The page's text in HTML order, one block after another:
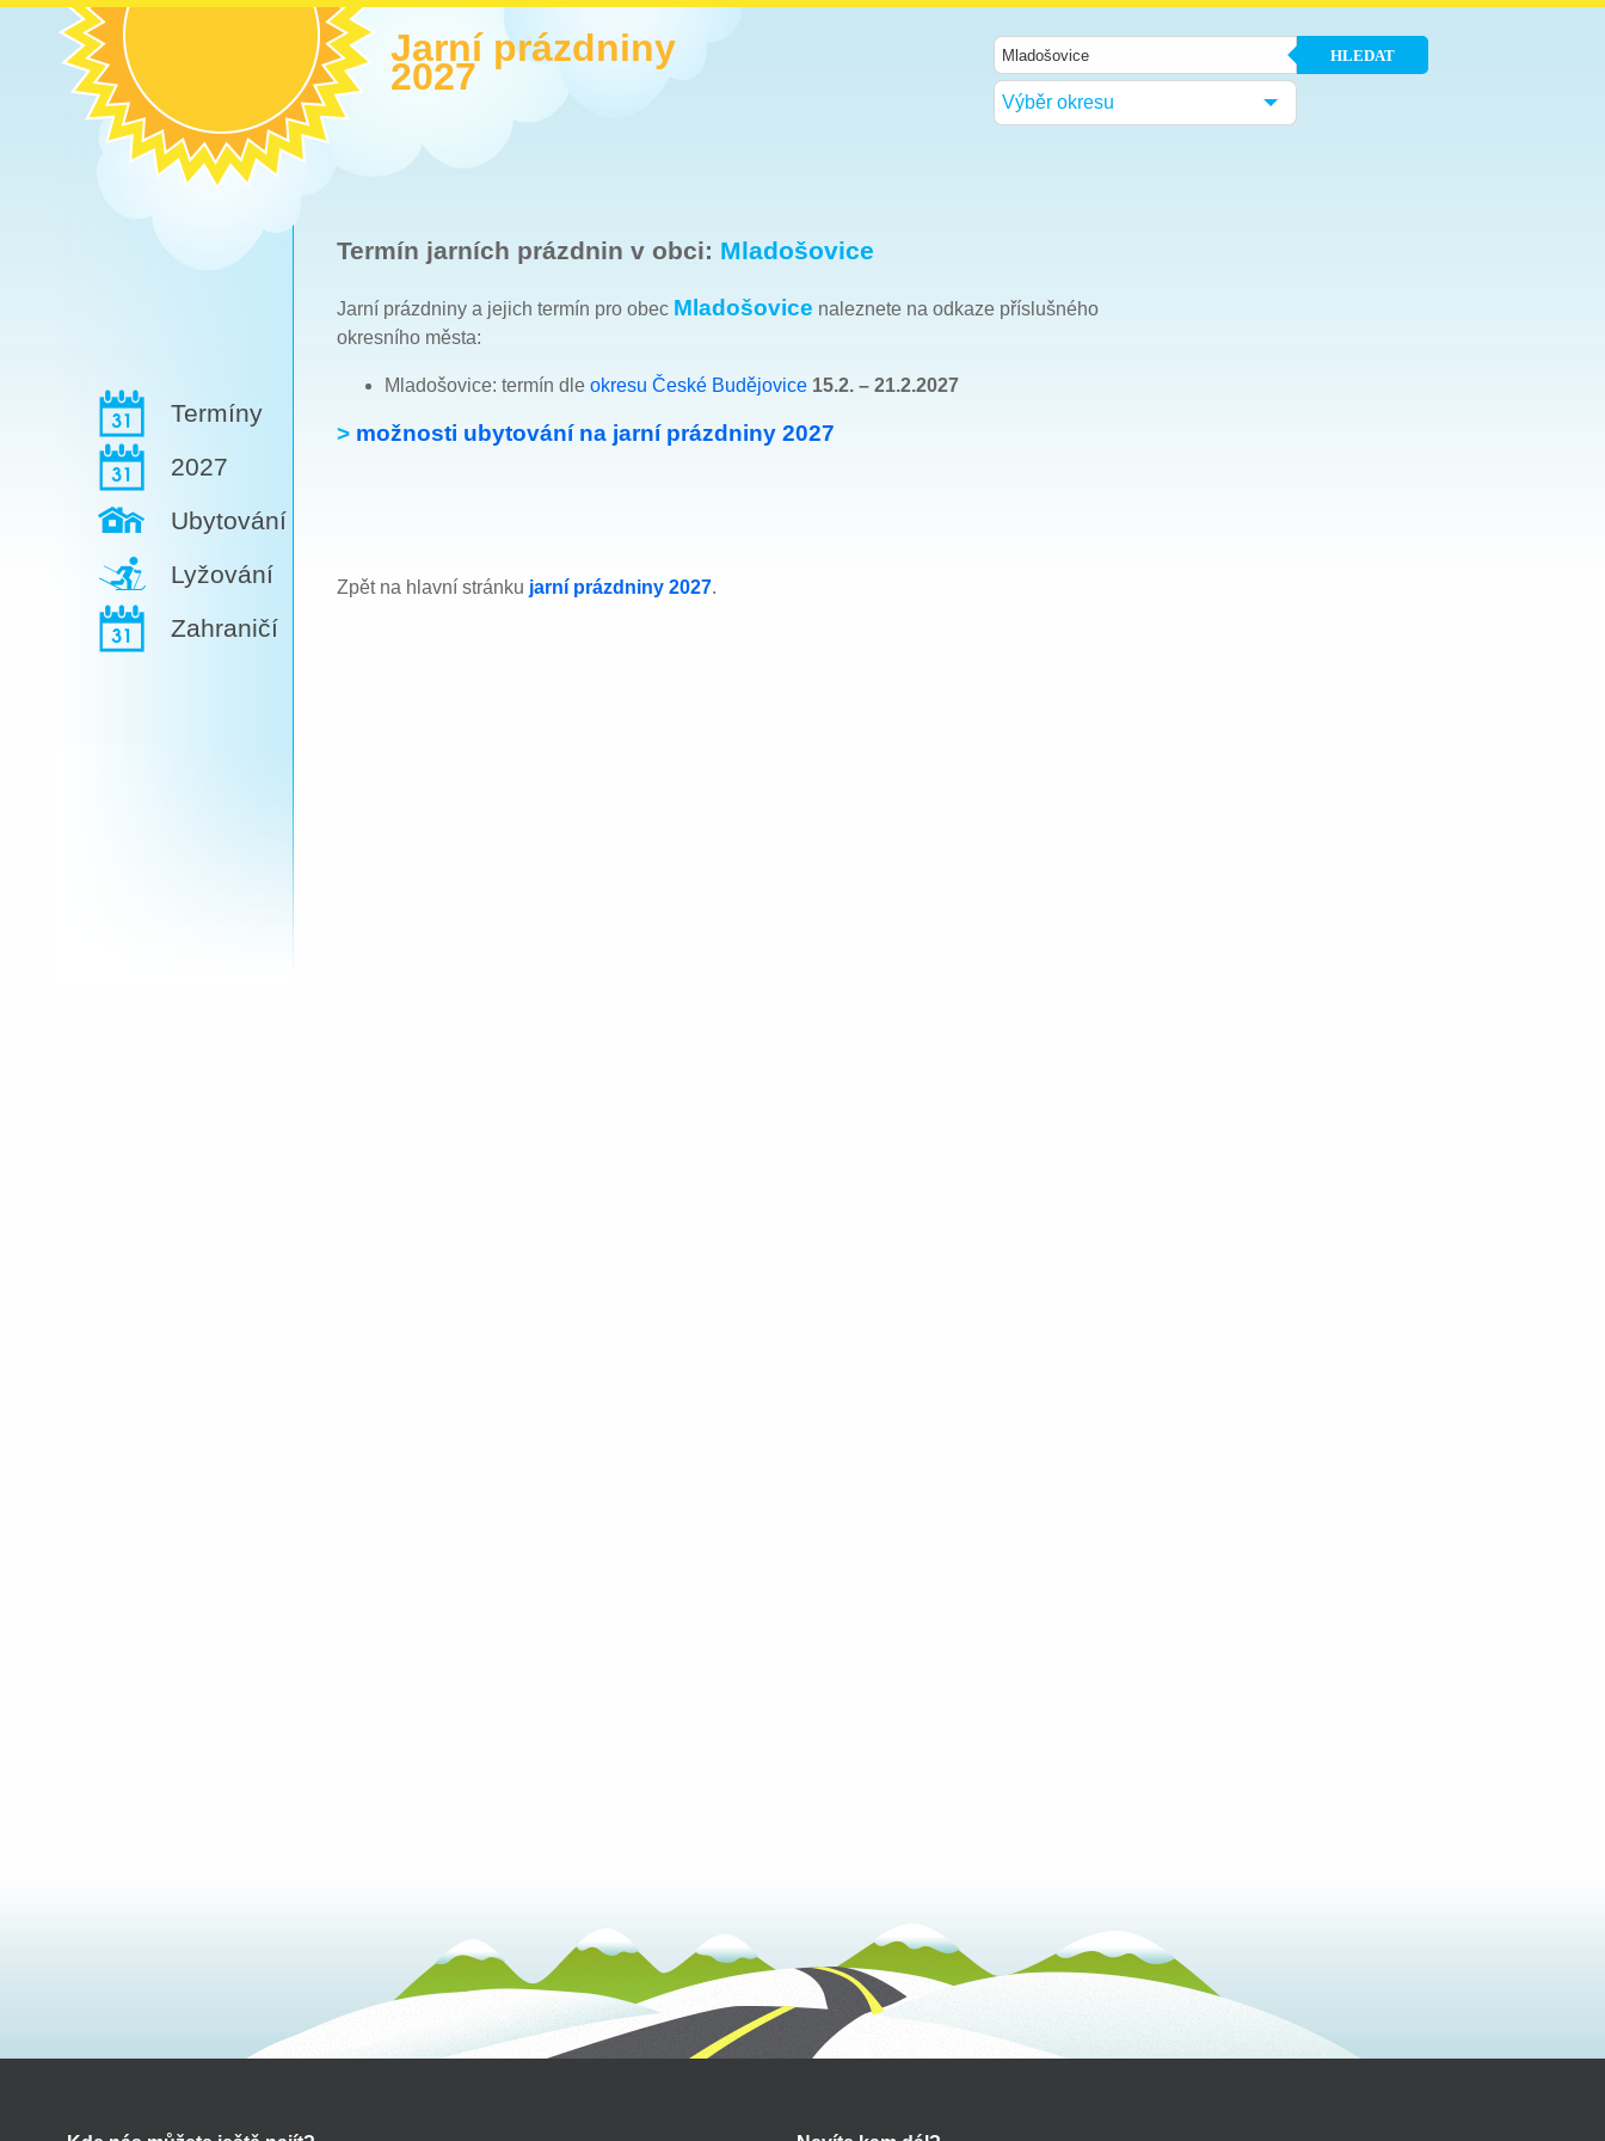
Jarní prázdniny
2027 HLEDAT
Výběr okresu
Termíny
2027
Ubytování
Lyžování
Zahraničí
Termín jarních prázdnin v obci: Mladošovice
Jarní prázdniny a jejich termín pro obec Mladošovice naleznete na odkaze příslušného
okresního města:
Mladošovice: termín dle okresu České Budějovice 15.2. – 21.2.2027
> možnosti ubytování na jarní prázdniny 2027
Zpět na hlavní stránku jarní prázdniny 2027.